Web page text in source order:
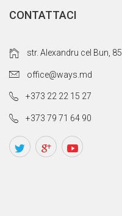
CONTATTACI
str. Alexandru cel Bun, 85
office@ways.md
+373 22 22 15 27
+373 79 71 64 90